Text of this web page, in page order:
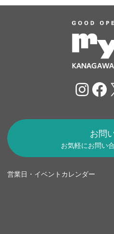
お問
お気軽にお問い
営業日・イベントカレンダー